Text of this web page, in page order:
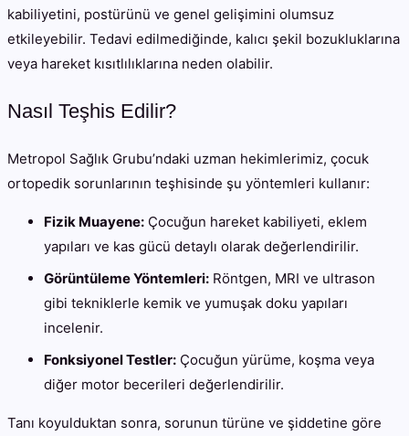
kabiliyetini, postürünü ve genel gelişimini olumsuz
etkileyebilir. Tedavi edilmediğinde, kalıcı şekil bozukluklarına
veya hareket kısıtlılıklarına neden olabilir.
Nasıl Teşhis Edilir?
Metropol Sağlık Grubu’ndaki uzman hekimlerimiz, çocuk
ortopedik sorunlarının teşhisinde şu yöntemleri kullanır:
Fizik Muayene: Çocuğun hareket kabiliyeti, eklem
yapıları ve kas gücü detaylı olarak değerlendirilir.
Görüntüleme Yöntemleri: Röntgen, MRI ve ultrason
gibi tekniklerle kemik ve yumuşak doku yapıları
incelenir.
Fonksiyonel Testler: Çocuğun yürüme, koşma veya
diğer motor becerileri değerlendirilir.
Tanı koyulduktan sonra, sorunun türüne ve şiddetine göre